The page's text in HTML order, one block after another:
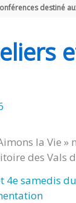
destiné
la
des Vals
4e samedis